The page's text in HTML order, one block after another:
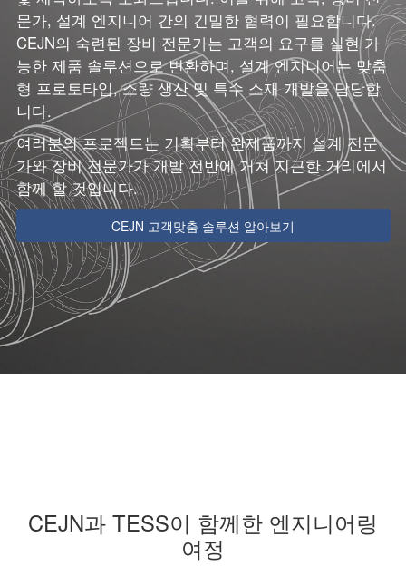
문가, 설계 엔지니어 간의 긴밀한 협력이 필요합니다.
CEJN의 숙련된 장비 전문가는 고객의 요구를 실현 가
능한 제품 솔루션으로 변환하며, 설계 엔지니어는 맞춤
형 프로토타입, 소량 생산 및 특수 소재 개발을 담당합
니다.
여러분의 프로젝트는 기획부터 완제품까지 설계 전문
가와 장비 전문가가 개발 전반에 거쳐 지근한 거리에서
함께 할 것입니다.
CEJN 고객맞춤 솔루션 알아보기
CEJN과 TESS이 함께한 엔지니어링
여정